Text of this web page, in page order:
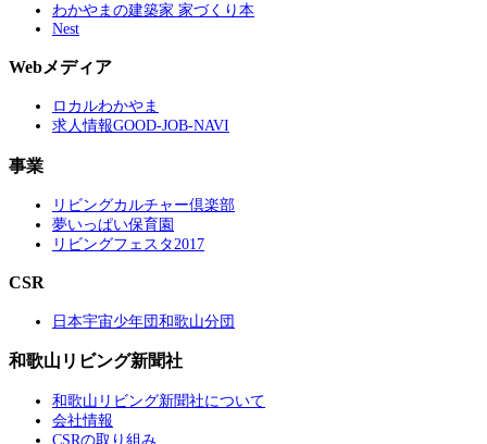
わかやまの建築家 家づくり本
Nest
Webメディア
ロカルわかやま
求人情報GOOD-JOB-NAVI
事業
リビングカルチャー倶楽部
夢いっぱい保育園
リビングフェスタ2017
CSR
日本宇宙少年団和歌山分団
和歌山リビング新聞社
和歌山リビング新聞社について
会社情報
CSRの取り組み